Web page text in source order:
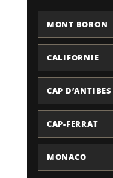
MONT BORON
CALIFORNIE
CAP D’ANTIBES
CAP-FERRAT
MONACO